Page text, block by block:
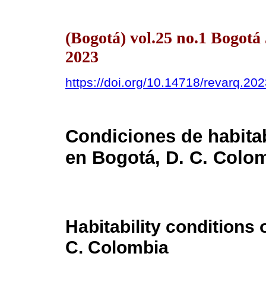
(Bogotá) vol.25 no.1
2023
https://doi.org/10.14718/
Condiciones de
en Bogotá, D. C.
Habitability conditions
C. Colombia